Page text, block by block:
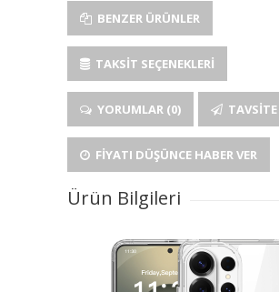
BENZER ÜRÜNLER
TAKSIT SEÇENEKLERI
YORUMLAR (0) TAVSITE
FIYATI DÜŞÜNCE HABER VER
Ürün Bilgileri